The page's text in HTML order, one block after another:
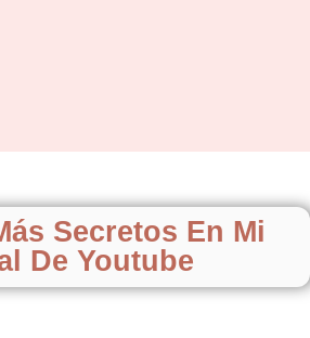
Secretos En Mi
De Youtube